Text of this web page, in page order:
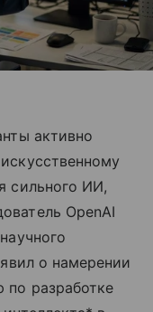
активно
сильного ИИ,
OpenAI
о намерении
по разработке